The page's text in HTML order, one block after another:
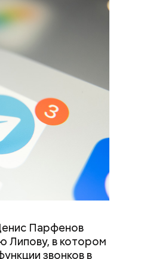
Парфенов
Липову, в котором
звонков в
у врача —
правильно есть эту